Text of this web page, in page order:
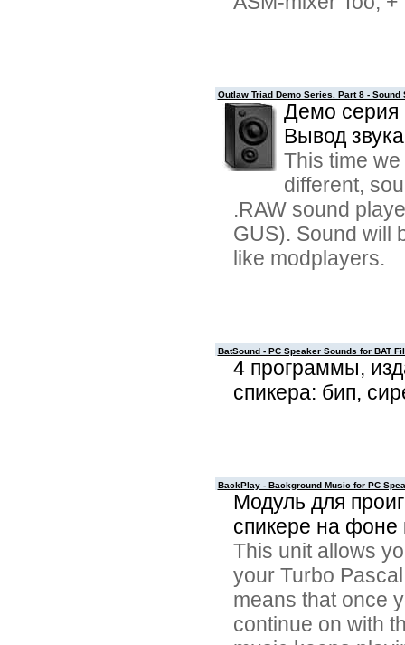
Outlaw Triad Demo Series. Part 8 - Sound
Демо серия
Вывод
This time
different,
.RAW sound
GUS). Sound will
like modplayers.
BatSound - PC Speaker Sounds for BAT
4 программы,
спикера: бип,
BackPlay - Background Music for PC
Модуль для
спикере на
This unit allows
your Turbo
means that once
continue on with